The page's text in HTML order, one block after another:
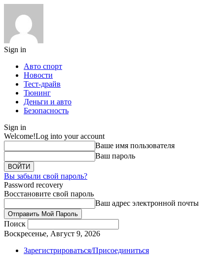
Sign in
Авто спорт
Новости
Тест-драйв
Тюнинг
Деньги и авто
Безопасность
Sign in
Welcome!Log into your account
Ваше имя пользователя
Ваш пароль
Вы забыли свой пароль?
Password recovery
Восстановите свой пароль
Ваш адрес электронной почты
Поиск
Воскресенье, Август 9, 2026
Зарегистрироваться/Присоединиться